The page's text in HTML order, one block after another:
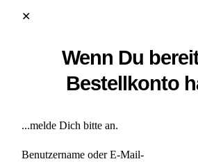
✕
Wenn Du
Bestellkonto
...melde Dich bitte an.
Benutzername oder E-Mail-